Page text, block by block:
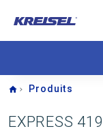
Home
Produits
EXPRESS 419